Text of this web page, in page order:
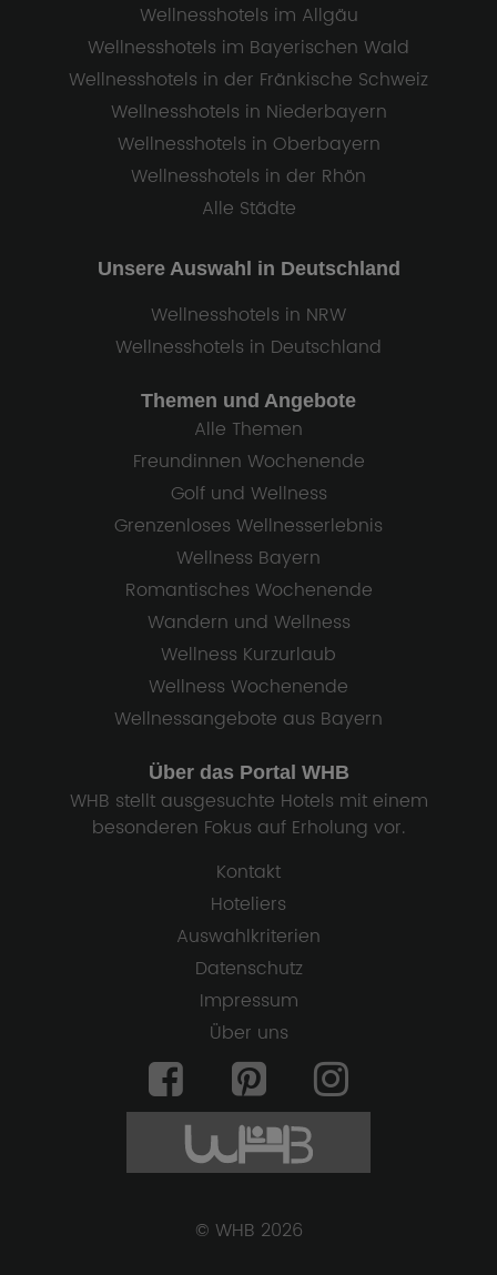
Wellnesshotels im Allgäu
Wellnesshotels im Bayerischen Wald
Wellnesshotels in der Fränkische Schweiz
Wellnesshotels in Niederbayern
Wellnesshotels in Oberbayern
Wellnesshotels in der Rhön
Alle Städte
Unsere Auswahl in Deutschland
Wellnesshotels in NRW
Wellnesshotels in Deutschland
Themen und Angebote
Alle Themen
Freundinnen Wochenende
Golf und Wellness
Grenzenloses Wellnesserlebnis
Wellness Bayern
Romantisches Wochenende
Wandern und Wellness
Wellness Kurzurlaub
Wellness Wochenende
Wellnessangebote aus Bayern
Über das Portal WHB
WHB stellt ausgesuchte Hotels mit einem
besonderen Fokus auf Erholung vor.
Kontakt
Hoteliers
Auswahlkriterien
Datenschutz
Impressum
Über uns
© WHB 2026